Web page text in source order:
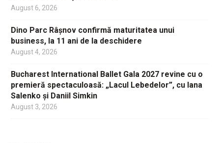
August 6, 2026
Dino Parc Râșnov confirmă maturitatea unui
business, la 11 ani de la deschidere
August 4, 2026
Bucharest International Ballet Gala 2027 revine cu o
premieră spectaculoasă: „Lacul Lebedelor”, cu Iana
Salenko și Daniil Simkin
August 3, 2026